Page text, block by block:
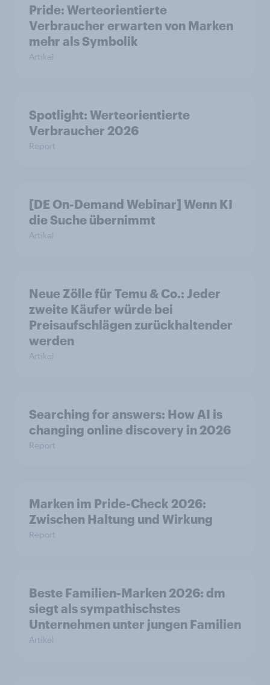
Pride: Werteorientierte
Verbraucher erwarten von Marken
mehr als Symbolik
Artikel
Spotlight: Werteorientierte
Verbraucher 2026
Report
[DE On-Demand Webinar] Wenn KI
die Suche übernimmt
Artikel
Neue Zölle für Temu & Co.: Jeder
zweite Käufer würde bei
Preisaufschlägen zurückhaltender
werden
Artikel
Searching for answers: How AI is
changing online discovery in 2026
Report
Marken im Pride-Check 2026:
Zwischen Haltung und Wirkung
Report
Beste Familien-Marken 2026: dm
siegt als sympathischstes
Unternehmen unter jungen Familien
Artikel